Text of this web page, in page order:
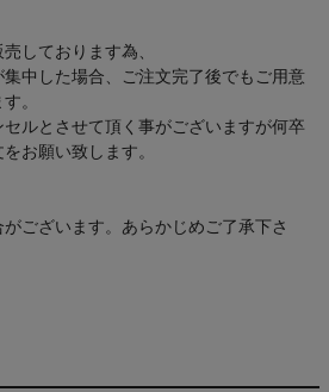
しております為、
中した場合、ご注文完了後でもご用意
。
ルとさせて頂く事がございますが何卒
お願い致します。
ございます。あらかじめご了承下さ